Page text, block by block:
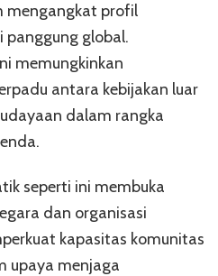
mengangkat profil
panggung global.
memungkinkan
antara kebijakan luar
dalam rangka
seperti ini membuka
dan organisasi
kapasitas komunitas
upaya menjaga